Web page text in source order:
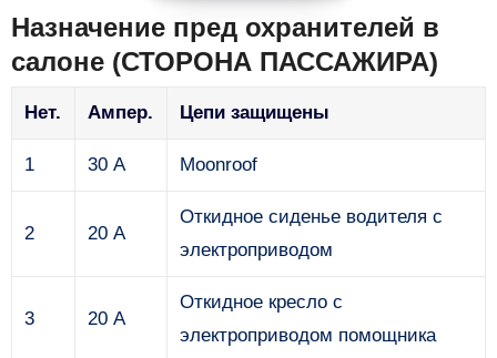
Назначение пред охранителей в
салоне (СТОРОНА ПАССАЖИРА)
Нет. Ампер. Цепи защищены
1 30 А Moonroof
2 20 А
Откидное сиденье водителя с
электроприводом
3 20 А
Откидное кресло с
электроприводом помощника